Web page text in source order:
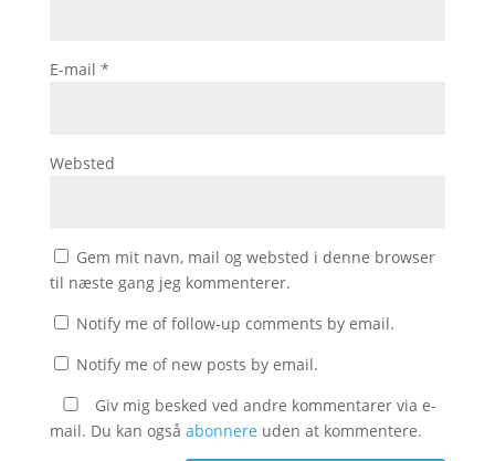
E-mail *
Websted
Gem mit navn, mail og websted i denne browser
til næste gang jeg kommenterer.
Notify me of follow-up comments by email.
Notify me of new posts by email.
Giv mig besked ved andre kommentarer via e-
mail. Du kan også abonnere uden at kommentere.